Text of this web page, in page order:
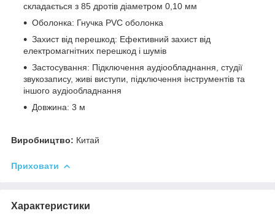
складається з 85 дротів діаметром 0,10 мм
Оболонка: Гнучка PVC оболонка
Захист від перешкод: Ефективний захист від
електромагнітних перешкод і шумів
Застосування: Підключення аудіообладнання, студії
звукозапису, живі виступи, підключення інструментів та
іншого аудіообладнання
Довжина: 3 м
Виробництво: Китай
Приховати
Характеристики